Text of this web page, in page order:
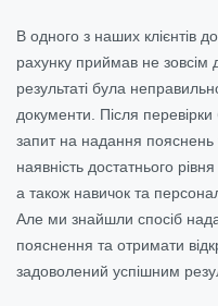
В одного з наших клієнтів
рахунку приймав не
результаті була
документи. Після
запит на надання пояснень
наявність достатнього
а також навичок та
Але ми знайшли спосіб
пояснення та отримати
задоволений успішним